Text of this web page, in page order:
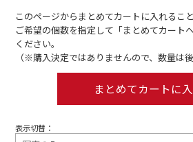
このページからまとめてカートに入れること
ご希望の個数を指定して「まとめてカート
ください。
（※購入決定ではありませんので、数量は
表示切替：